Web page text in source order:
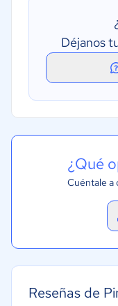
Déjanos
¿Qué
Cuéntale a
Reseñas de